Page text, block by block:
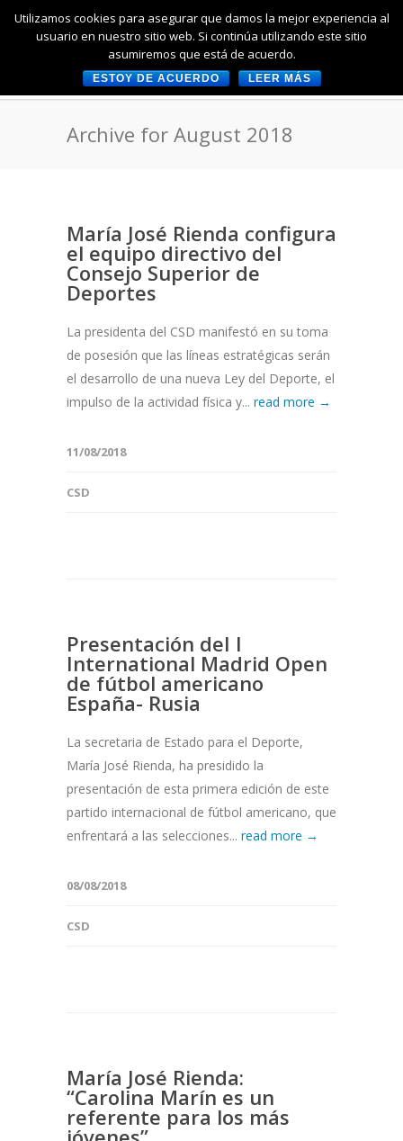
Archive for August 2018
María José Rienda configura
el equipo directivo del
Consejo Superior de
Deportes
La presidenta del CSD manifestó en su toma
de posesión que las líneas estratégicas serán
el desarrollo de una nueva Ley del Deporte, el
impulso de la actividad física y... read more →
11/08/2018
CSD
Presentación deI I
International Madrid Open
de fútbol americano
España- Rusia
La secretaria de Estado para el Deporte,
María José Rienda, ha presidido la
presentación de esta primera edición de este
partido internacional de fútbol americano, que
enfrentará a las selecciones... read more →
08/08/2018
CSD
María José Rienda:
“Carolina Marín es un
referente para los más
Utilizamos cookies para asegurar que damos la mejor experiencia al
usuario en nuestro sitio web. Si continúa utilizando este sitio
asumiremos que está de acuerdo.
ESTOY DE ACUERDO LEER MÁS